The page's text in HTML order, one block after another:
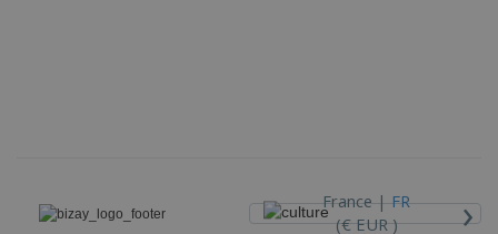
France |FR
(€ EUR )
›